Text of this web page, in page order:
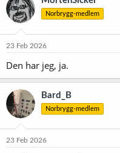
Norbrygg-medlem
23 Feb 2026
Den har jeg, ja.
Bard_B
Norbrygg-medlem
23 Feb 2026